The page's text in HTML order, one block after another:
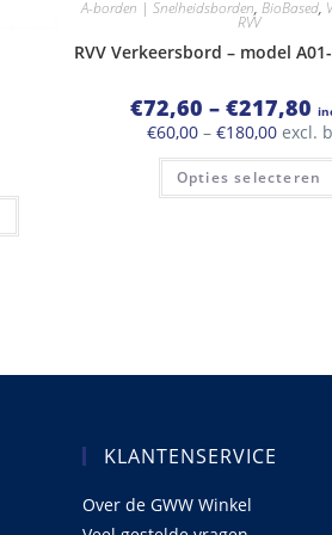
A-borden | Snelheidsborden, BioBased,
RVV
RVV Verkeersbord – model
€72,60 – €217,80
tot
€60,00 – €180,00
tot
excl.
Opties selecteren
KLANTENSERVICE
Over de GWW Winkel